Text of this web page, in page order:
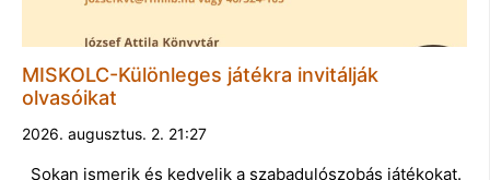
MISKOLC-Különleges játékra invitálják
olvasóikat
2026. augusztus. 2. 21:27
Sokan ismerik és kedvelik a szabadulószobás játékokat.